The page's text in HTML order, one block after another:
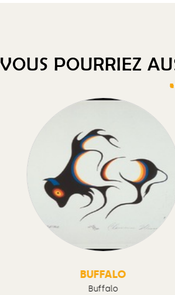
VOUS POURRIEZ
BUFFALO
Buffalo